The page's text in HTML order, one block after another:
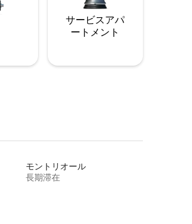
サービスアパ
ートメント
モントリオール
長期滞在